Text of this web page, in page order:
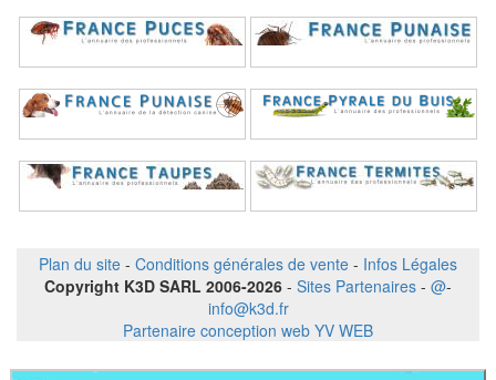
Plan du site - Conditions générales de vente - Infos Légales
Copyright K3D SARL 2006-2026 - Sites Partenaires - @-
info@k3d.fr
Partenaire conception web YV WEB